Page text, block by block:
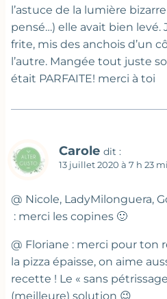
l’astuce de la lumière
pensé…) elle avait bien levé.
frite, mis des anchois d’un
l’autre. Mangée tout juste
était PARFAITE! merci à toi
Carole dit :
13 juillet 2020 à 7 h 23
@ Nicole, LadyMilonguera,
: merci les copines 🙂
@ Floriane : merci pour ton
la pizza épaisse, on aime
recette ! Le « sans
(meilleure) solution 😉